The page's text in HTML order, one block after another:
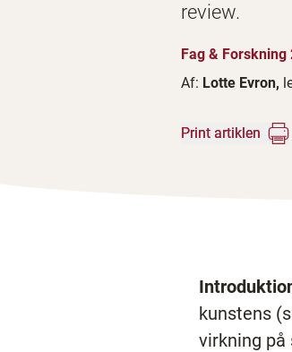
review.
Fag & Forskning
Af: Lotte Evron,
Print artiklen
kunstens
virkning